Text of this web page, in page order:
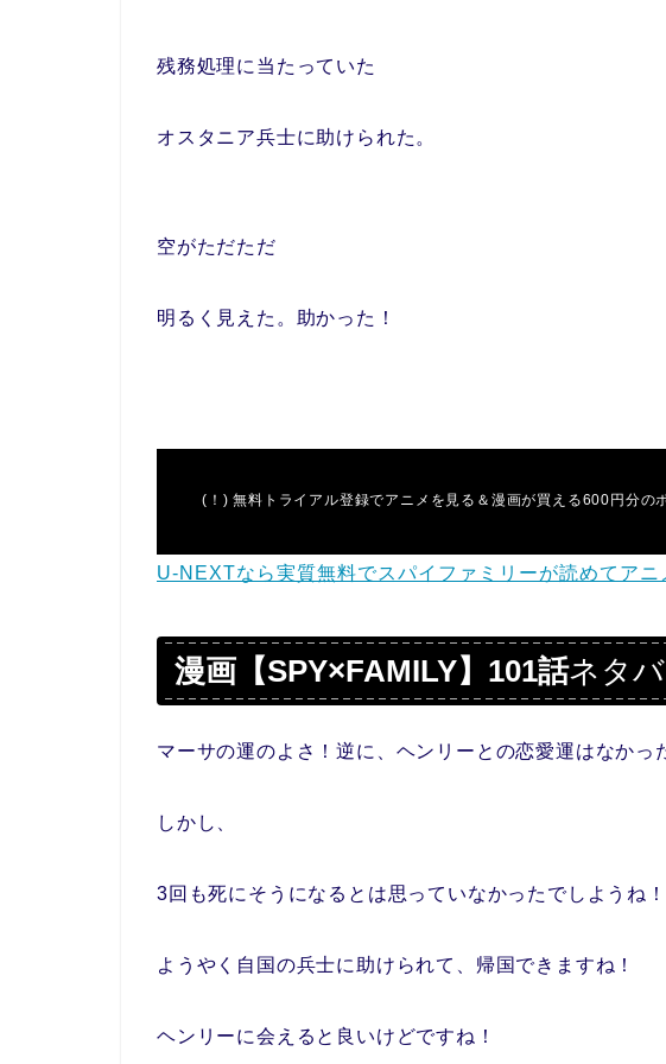
残務処理に当たっていた
オスタニア兵士に助けられた。
空がただただ
明るく見えた。助かった！
(！) 無料トライアル登録でアニメを見る＆漫画が買える600円分の
U-NEXTなら実質無料でスパイファミリーが読めてアニ
漫画【SPY×FAMILY】101話ネタ
マーサの運のよさ！逆に、ヘンリーとの恋愛運はなかっ
しかし、
3回も死にそうになるとは思っていなかったでしようね！
ようやく自国の兵士に助けられて、帰国できますね！
ヘンリーに会えると良いけどですね！